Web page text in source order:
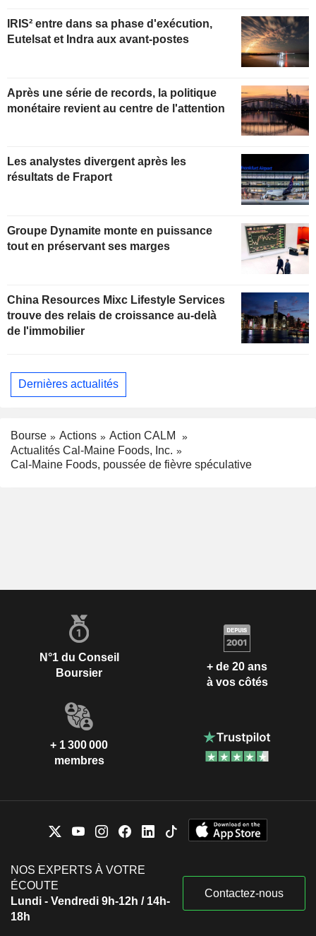
IRIS² entre dans sa phase d'exécution,
Eutelsat et Indra aux avant-postes
Après une série de records, la politique
monétaire revient au centre de l'attention
Les analystes divergent après les
résultats de Fraport
Groupe Dynamite monte en puissance
tout en préservant ses marges
China Resources Mixc Lifestyle Services
trouve des relais de croissance au-delà
de l'immobilier
Dernières actualités
Bourse Actions
Action CALM
Actualités Cal-Maine Foods, Inc.
Cal-Maine Foods, poussée de fièvre spéculative
N°1 du Conseil
Boursier
+ de 20 ans
à vos côtés
+ 1 300 000
membres
NOS EXPERTS À VOTRE
ÉCOUTE
Lundi - Vendredi 9h-12h / 14h-
18h
Contactez-nous